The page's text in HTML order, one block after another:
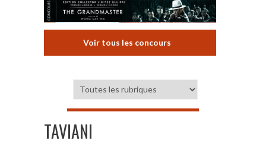
Voir tous les concours
TAVIANI